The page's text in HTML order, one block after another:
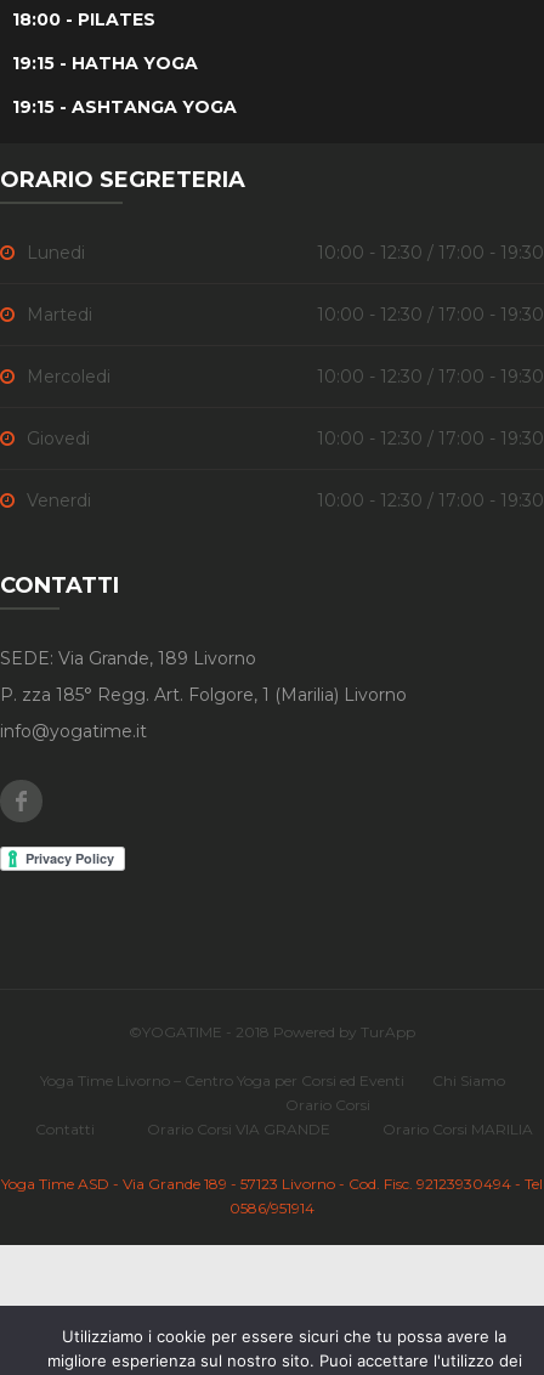
18:00 - PILATES
19:15 - HATHA YOGA
19:15 - ASHTANGA YOGA
ORARIO SEGRETERIA
Lunedi 10:00 - 12:30 / 17:00 - 19:30
Martedi 10:00 - 12:30 / 17:00 - 19:30
Mercoledi 10:00 - 12:30 / 17:00 - 19:30
Giovedi 10:00 - 12:30 / 17:00 - 19:30
Venerdi 10:00 - 12:30 / 17:00 - 19:30
CONTATTI
SEDE: Via Grande, 189 Livorno
P. zza 185° Regg. Art. Folgore, 1 (Marilia) Livorno
info@yogatime.it
©YOGATIME - 2018 Powered by TurApp
Yoga Time Livorno – Centro Yoga per Corsi ed Eventi Chi Siamo
Contatti
Orario Corsi
Orario Corsi VIA GRANDE
Orario Corsi MARILIA
Yoga Time ASD - Via Grande 189 - 57123 Livorno - Cod. Fisc. 92123930494 - Tel
0586/951914
Utilizziamo i cookie per essere sicuri che tu possa avere la
migliore esperienza sul nostro sito. Puoi accettare l'utilizzo dei